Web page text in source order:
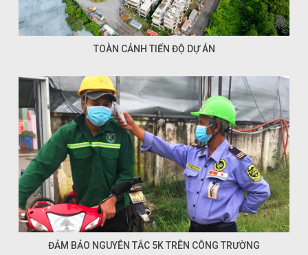
TOÀN CẢNH TIẾN ĐỘ DỰ ÁN
ĐẢM BẢO NGUYÊN TẮC 5K TRÊN CÔNG TRƯỜNG